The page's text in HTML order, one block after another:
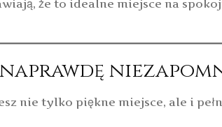
że to idealne miejsce na
nie tylko piękne miejsce, ale i